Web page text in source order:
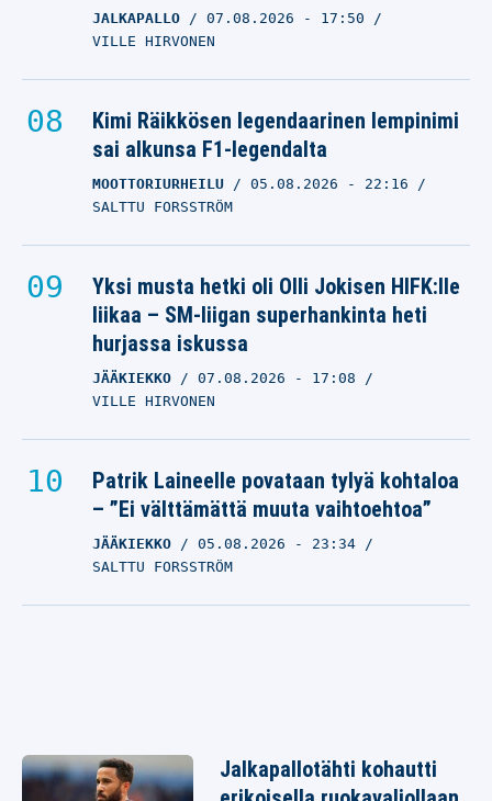
JALKAPALLO 07.08.2026 - 17:50
VILLE HIRVONEN
Kimi Räikkösen legendaarinen lempinimi
sai alkunsa F1-legendalta
MOOTTORIURHEILU 05.08.2026 - 22:16
SALTTU FORSSTRÖM
Yksi musta hetki oli Olli Jokisen HIFK:lle
liikaa – SM-liigan superhankinta heti
hurjassa iskussa
JÄÄKIEKKO 07.08.2026 - 17:08
VILLE HIRVONEN
Patrik Laineelle povataan tylyä kohtaloa
– ”Ei välttämättä muuta vaihtoehtoa”
JÄÄKIEKKO 05.08.2026 - 23:34
SALTTU FORSSTRÖM
Jalkapallotähti kohautti